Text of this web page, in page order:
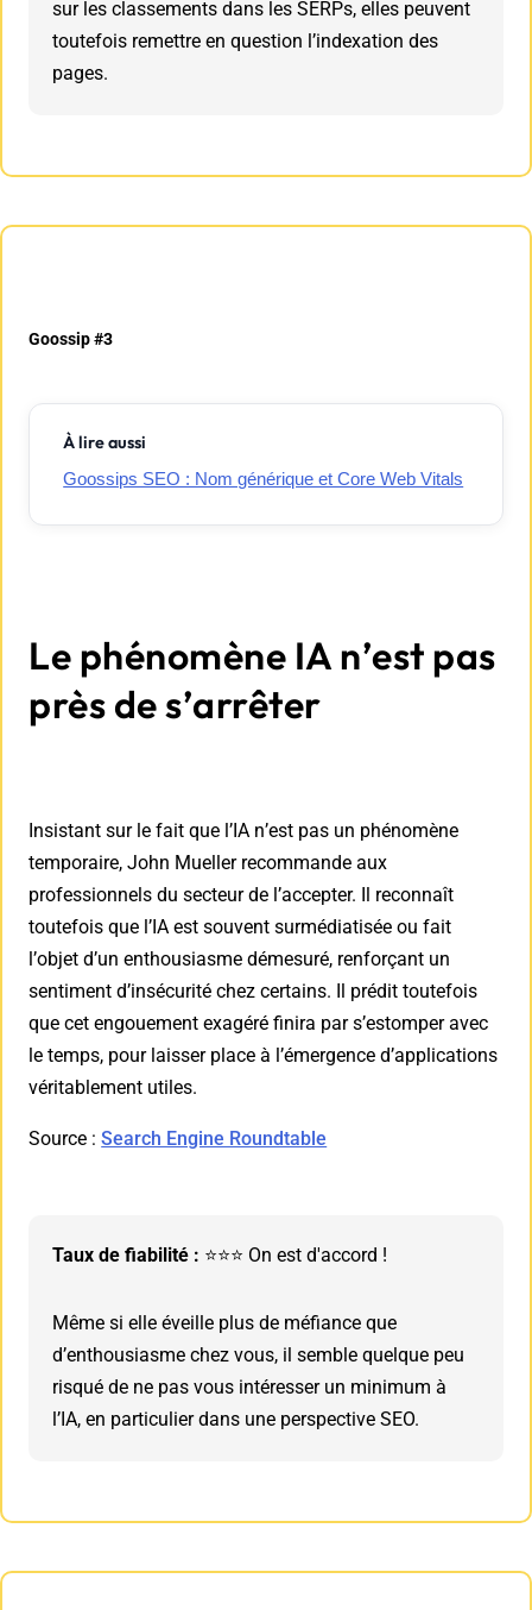
sur les classements dans les SERPs, elles peuvent
toutefois remettre en question l’indexation des
pages.
Goossip #3
À lire aussi
Goossips SEO : Nom générique et Core Web Vitals
Le phénomène IA n’est pas
près de s’arrêter
Insistant sur le fait que l’IA n’est pas un phénomène
temporaire, John Mueller recommande aux
professionnels du secteur de l’accepter. Il reconnaît
toutefois que l’IA est souvent surmédiatisée ou fait
l’objet d’un enthousiasme démesuré, renforçant un
sentiment d’insécurité chez certains. Il prédit toutefois
que cet engouement exagéré finira par s’estomper avec
le temps, pour laisser place à l’émergence d’applications
véritablement utiles.
Source :Search Engine Roundtable
Taux de fiabilité : ⭐⭐⭐ On est d'accord !
Même si elle éveille plus de méfiance que
d’enthousiasme chez vous, il semble quelque peu
risqué de ne pas vous intéresser un minimum à
l’IA, en particulier dans une perspective SEO.